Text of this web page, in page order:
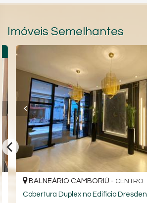
Imóveis Semelhantes
BALNEÁRIO CAMBORIÚ - CENTRO
Cobertura Duplex no Edificio Dresden